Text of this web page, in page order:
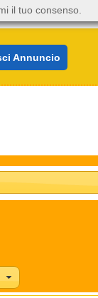
Annuncio
il tuo consenso.